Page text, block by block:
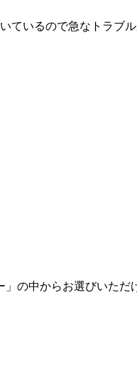
ているので急なトラブル
の中からお選びいただ